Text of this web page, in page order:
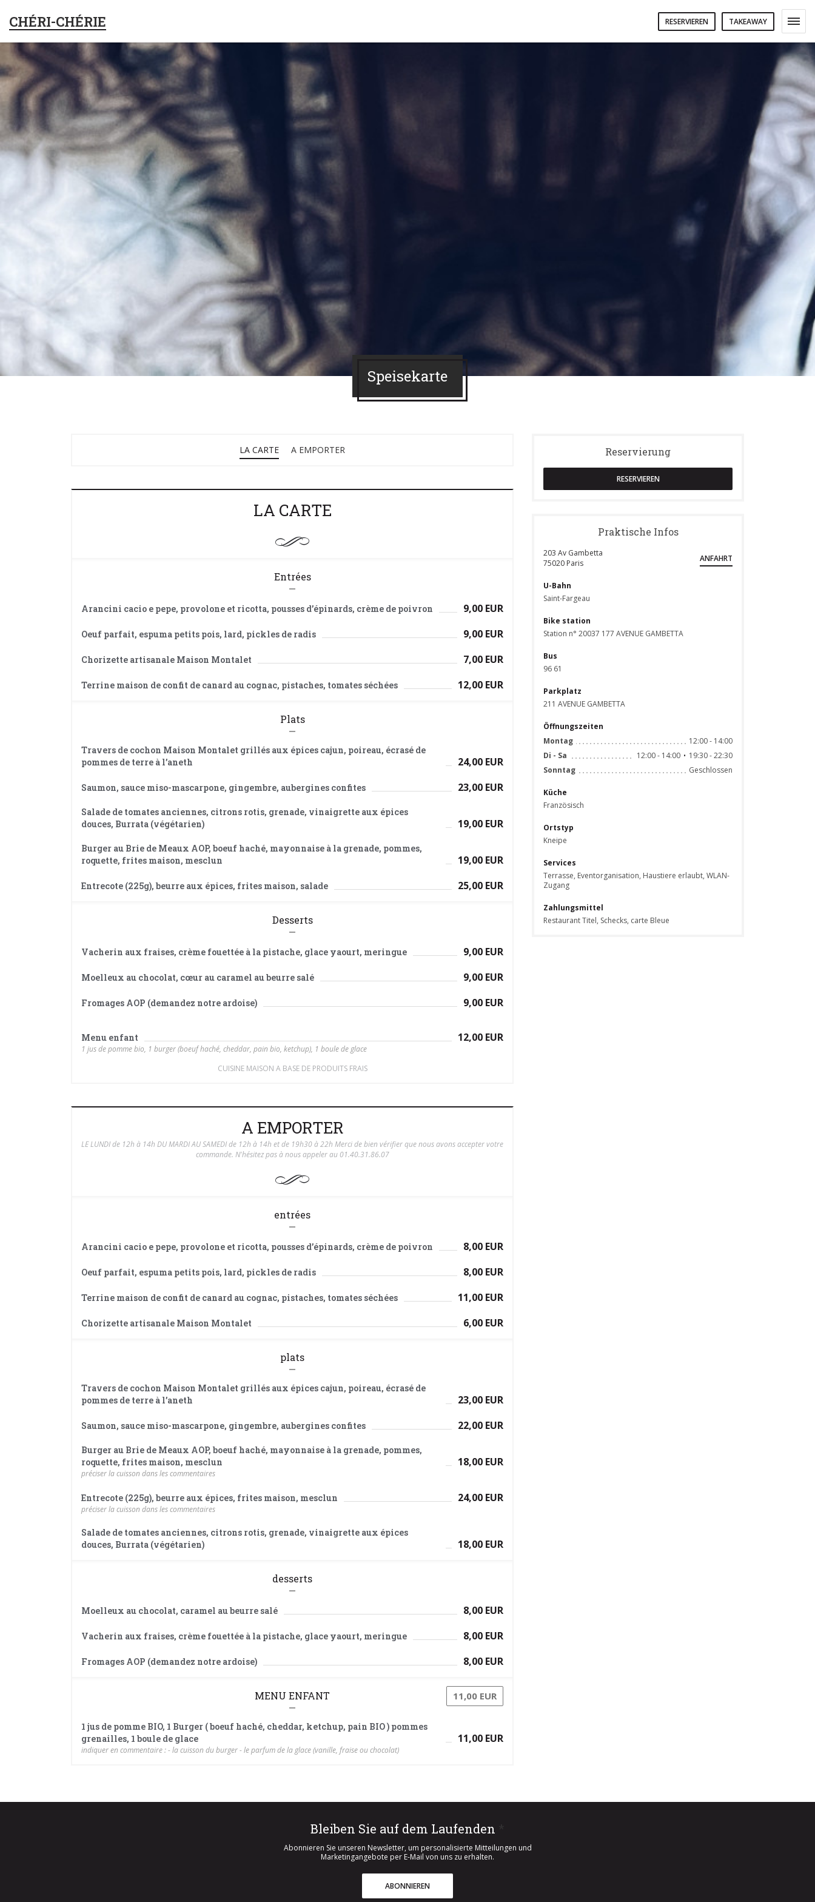
CHÉRI-CHÉRIE RESERVIEREN TAKEAWAY
Speisekarte
LA CARTE A EMPORTER
LA CARTE
Entrées
Arancini cacio e pepe, provolone et ricotta, pousses d’épinards, crème de poivron 9,00 EUR
Oeuf parfait, espuma petits pois, lard, pickles de radis 9,00 EUR
Chorizette artisanale Maison Montalet 7,00 EUR
Terrine maison de confit de canard au cognac, pistaches, tomates séchées 12,00 EUR
Plats
Travers de cochon Maison Montalet grillés aux épices cajun, poireau, écrasé de
pommes de terre à l’aneth
24,00 EUR
Saumon, sauce miso-mascarpone, gingembre, aubergines confites 23,00 EUR
Salade de tomates anciennes, citrons rotis, grenade, vinaigrette aux épices
douces, Burrata (végétarien)
19,00 EUR
Burger au Brie de Meaux AOP, boeuf haché, mayonnaise à la grenade, pommes,
roquette, frites maison, mesclun
19,00 EUR
Entrecote (225g), beurre aux épices, frites maison, salade 25,00 EUR
Desserts
Vacherin aux fraises, crème fouettée à la pistache, glace yaourt, meringue 9,00 EUR
Moelleux au chocolat, cœur au caramel au beurre salé 9,00 EUR
Fromages AOP (demandez notre ardoise) 9,00 EUR
Menu enfant 12,00 EUR
1 jus de pomme bio, 1 burger (boeuf haché, cheddar, pain bio, ketchup), 1 boule de glace
CUISINE MAISON A BASE DE PRODUITS FRAIS
A EMPORTER
LE LUNDI de 12h à 14h DU MARDI AU SAMEDI de 12h à 14h et de 19h30 à 22h Merci de bien vérifier que nous avons accepter votre
commande. N'hésitez pas à nous appeler au 01.40.31.86.07
entrées
Arancini cacio e pepe, provolone et ricotta, pousses d’épinards, crème de poivron 8,00 EUR
Oeuf parfait, espuma petits pois, lard, pickles de radis 8,00 EUR
Terrine maison de confit de canard au cognac, pistaches, tomates séchées 11,00 EUR
Chorizette artisanale Maison Montalet 6,00 EUR
plats
Travers de cochon Maison Montalet grillés aux épices cajun, poireau, écrasé de
pommes de terre à l’aneth
23,00 EUR
Saumon, sauce miso-mascarpone, gingembre, aubergines confites 22,00 EUR
Burger au Brie de Meaux AOP, boeuf haché, mayonnaise à la grenade, pommes,
roquette, frites maison, mesclun
18,00 EUR
préciser la cuisson dans les commentaires
Entrecote (225g), beurre aux épices, frites maison, mesclun 24,00 EUR
préciser la cuisson dans les commentaires
Salade de tomates anciennes, citrons rotis, grenade, vinaigrette aux épices
douces, Burrata (végétarien)
18,00 EUR
desserts
Moelleux au chocolat, caramel au beurre salé 8,00 EUR
Vacherin aux fraises, crème fouettée à la pistache, glace yaourt, meringue 8,00 EUR
Fromages AOP (demandez notre ardoise) 8,00 EUR
MENU ENFANT 11,00 EUR
1 jus de pomme BIO, 1 Burger ( boeuf haché, cheddar, ketchup, pain BIO ) pommes
grenailles, 1 boule de glace
11,00 EUR
indiquer en commentaire : - la cuisson du burger - le parfum de la glace (vanille, fraise ou chocolat)
Reservierung
RESERVIEREN
Praktische Infos
203 Av Gambetta
75020 Paris((öffnet ein neues Fenster)) ANFAHRT
U-Bahn
Saint-Fargeau
Bike station
Station n° 20037 177 AVENUE GAMBETTA
Bus
96 61
Parkplatz
211 AVENUE GAMBETTA
Öffnungszeiten
Montag
12:00 - 14:00
Di - Sa 12:00 - 14:00 • 19:30 - 22:30
Sonntag
Geschlossen
Küche
Französisch
Ortstyp
Kneipe
Services
Terrasse, Eventorganisation, Haustiere erlaubt, WLAN-
Zugang
Zahlungsmittel
Restaurant Titel, Schecks, carte Bleue
Bleiben Sie auf dem Laufenden
Abonnieren Sie unseren Newsletter, um personalisierte Mitteilungen und
Marketingangebote per E-Mail von uns zu erhalten.
ABONNIEREN